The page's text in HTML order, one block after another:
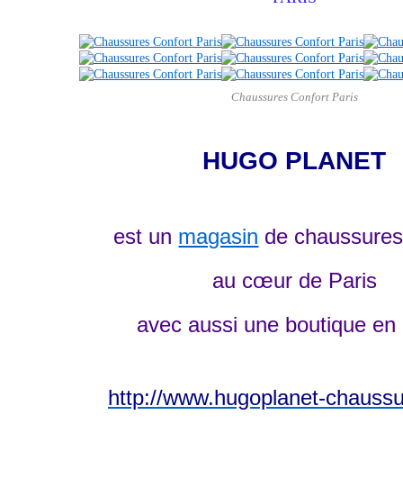
Chaussures Confort Paris
HUGO PLANET
est un magasin de
au cœur de Paris
avec aussi une boutique
http://www.hugoplanet-